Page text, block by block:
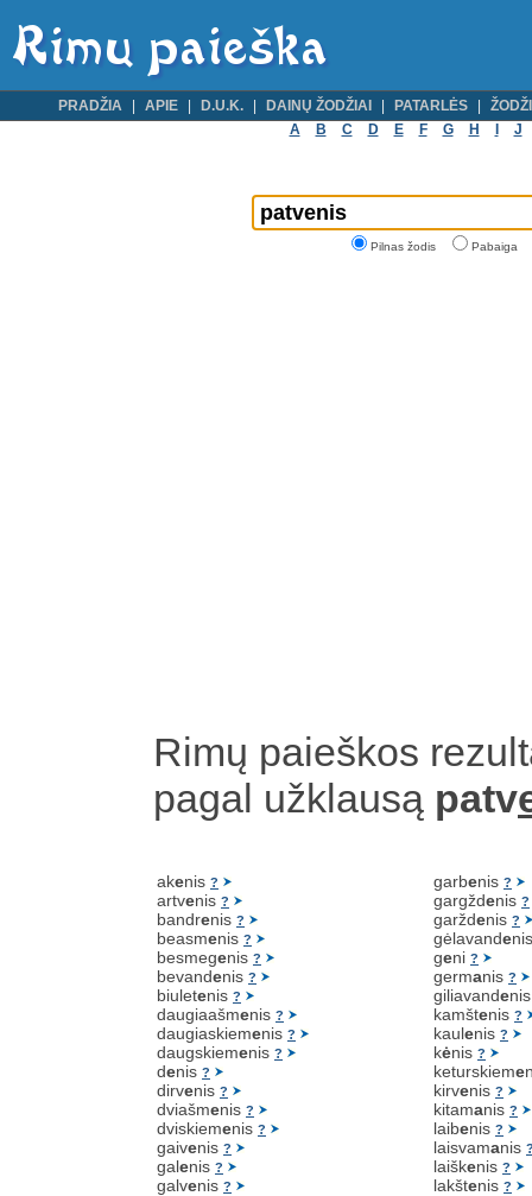
PRADŽIA APIE D.U.K. DAINŲ ŽODŽIAI PATARLĖS
A
B C D E F G H J
Pilnas žodis Pabaiga
Rimų paieškos
pagal užklausą patv
akenis ?
artvenis ?
bandrenis ?
beasmenis ?
besmegenis ?
bevandenis ?
biuletenis ?
daugiaašmenis ?
daugiaskiemenis ?
daugskiemenis ?
denis ?
dirvenis ?
dviašmenis ?
dviskiemenis ?
gaivenis ?
galenis ?
galvenis ?
garbenis ?
gargždenis ?
garždenis ?
gėlavande
geni ?
germanis ?
giliavande
kamštenis ?
kaulenis ?
kėnis ?
keturskieme
kirvenis ?
kitamanis ?
laibenis ?
laisvamanis
laiškenis ?
lakštenis ?